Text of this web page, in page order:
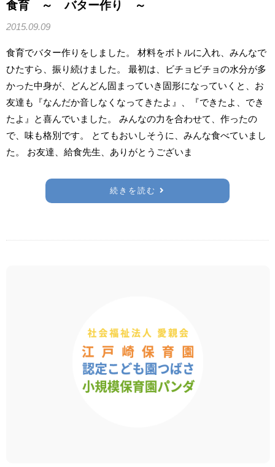
食育 ～ バター作り ～
2015.09.09
食育でバター作りをしました。 材料をボトルに入れ、みんなで
ひたすら、振り続けました。 最初は、ビチョビチョの水分が多
かった中身が、どんどん固まっていき固形になっていくと、お
友達も『なんだか音しなくなってきたよ』、『できたよ、でき
たよ』と喜んでいました。 みんなの力を合わせて、作ったの
で、味も格別です。 とてもおいしそうに、みんな食べていまし
た。 お友達、給食先生、ありがとうございま
続きを読む